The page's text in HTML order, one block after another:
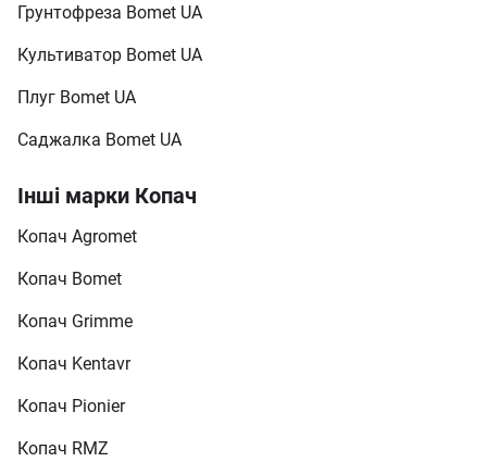
Грунтофреза Bomet UA
Культиватор Bomet UA
Плуг Bomet UA
Саджалка Bomet UA
Інші марки Копач
Копач Agromet
Копач Bomet
Копач Grimme
Копач Kentavr
Копач Pionier
Копач RMZ